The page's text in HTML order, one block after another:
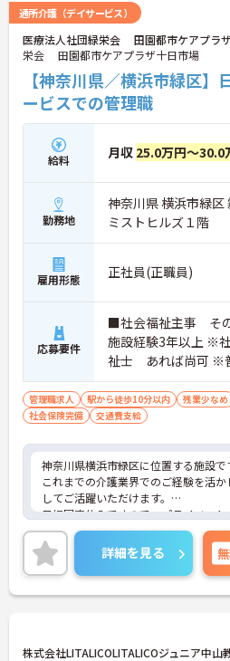
通所介護（デイサービス）
医療法人社団緑栄会 田園都市ケアプラ
栄会 田園都市ケアプラザ十日市場
【神奈川県／横浜市緑区
ービスでの管理職
給料 月収 25.0万円～30.0
勤務地
神奈川県 横浜市緑
ミストヒルズ１階
雇用形態 正社員(正職員)
応募要件
■社会福祉主事 そ
施設経験3年以上 ※
祉士 あれば尚可 ※
（ＡＴ限定可）
管理職求人 駅から徒歩10分以内 残業少なめ
社会保険完備
交通費支給
神奈川県横浜市緑区に位置する施設で
これまでの介護業界でのご経験を活か
してご活躍いただけます。
日祝固定休みですので、プライベー
やすいです。
ご興味ある方には、面接対策ポイント
詳細をお話しいたしますのでお気軽に
い！
詳細を見る
株式会社LITALICOLITALICOジュニア中山